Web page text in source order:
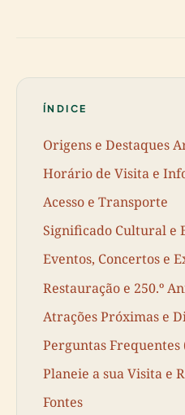
ÍNDICE
Origens e Destaques
Horário de Visita e
Acesso e Transporte
Significado Cultural e
Eventos, Concertos e
Restauração e 250.º
Atrações Próximas e
Perguntas Frequentes
Planeie a sua Visita e
Fontes